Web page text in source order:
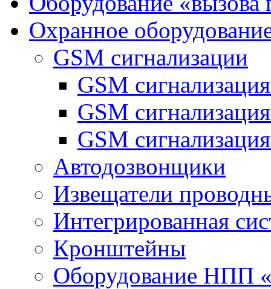
Охранное
GSM сигнализации
GSM
GSM
GSM
Автодозвонщики
Извещатели
Интегрированная
Кронштейны
Оборудование НПП